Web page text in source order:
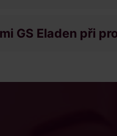
GS Eladen při